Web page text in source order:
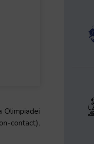
Olimpiadei
contact),